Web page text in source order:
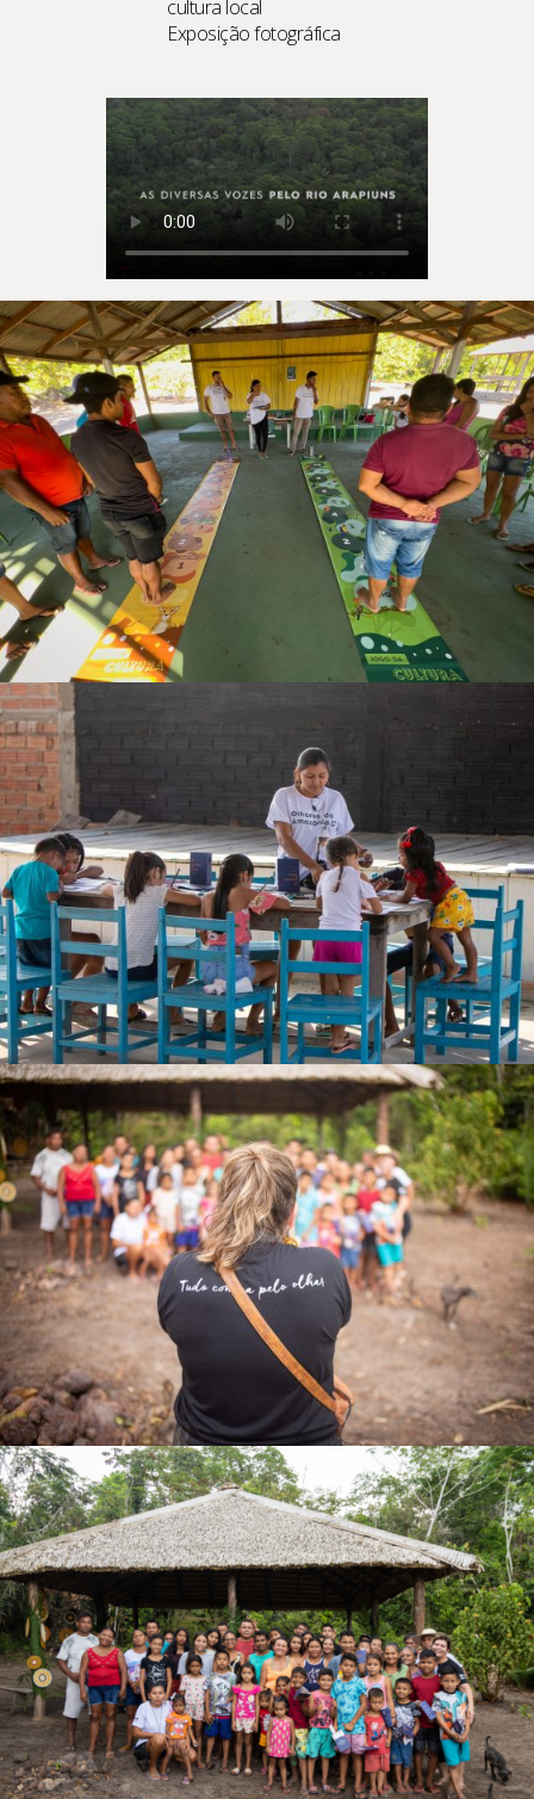
cultura local
Exposição fotográfica